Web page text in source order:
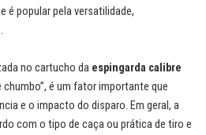
é popular pela versatilidade,
no cartucho da espingarda calibre
é um fator importante que
e o impacto do disparo. Em geral, a
com o tipo de caça ou prática de tiro e